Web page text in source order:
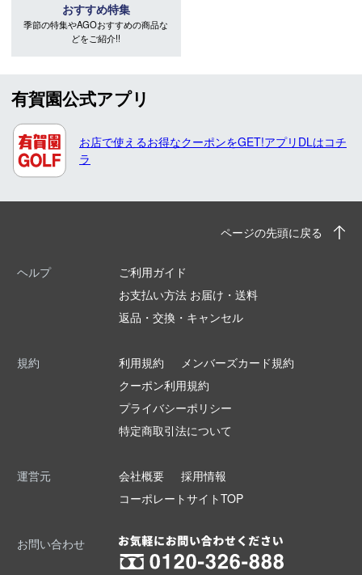
おすすめ特集
季節の特集やAGOおすすめの商品な
どをご紹介!!
有賀園公式アプリ
お店で使えるお得なクーポンをGET!アプリDLはコチ
ラ
ページの先頭に戻る
ヘルプ
ご利用ガイド
お支払い方法 お届け・送料
返品・交換・キャンセル
規約 利用規約
メンバーズカード規約
クーポン利用規約
プライバシーポリシー
特定商取引法について
運営元 会社概要
採用情報
コーポレートサイトTOP
お問い合わせ